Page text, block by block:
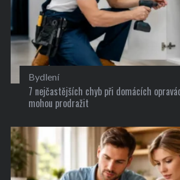
Bydlení
7 nejčastějších chyb při domácích
mohou prodražit